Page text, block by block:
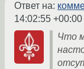
Ответ на:
14:02:55 +00:00
Что